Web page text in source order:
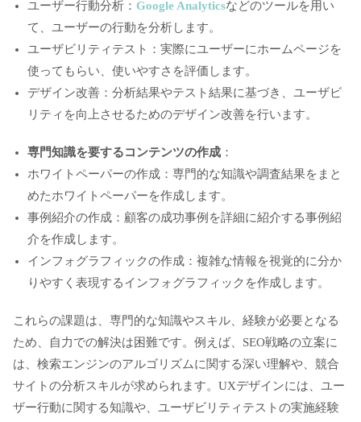
ユーザー行動分析： Google Analyticsなどのツールを用い
て、ユーザーの行動を分析します。
ユーザビリティテスト：実際にユーザーにホームページを
使ってもらい、使いやすさを評価します。
デザイン改善：分析結果やテスト結果に基づき、ユーザビ
リティを向上させるためのデザイン改善を行います。
専門知識を要するコンテンツの作成 ：
ホワイトペーパーの作成：専門的な知識や調査結果をまと
めたホワイトペーパーを作成します。
事例紹介の作成：顧客の成功事例を詳細に紹介する事例紹
介を作成します。
インフォグラフィックの作成：複雑な情報を視覚的に分か
りやすく表現するインフォグラフィックを作成します。
これらの課題は、専門的な知識やスキル、経験が必要となる
ため、自力での解決は困難です。例えば、SEO戦略の立案に
は、検索エンジンのアルゴリズムに関する深い理解や、競合
サイトの分析スキルが求められます。UXデザインには、ユー
ザー行動に関する知識や、ユーザビリティテストの実施経験